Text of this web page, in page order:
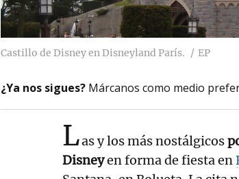
Castillo de Disney en Disneyland París. EP
¿Ya nos sigues? Márcanos como medio
Las y los más nostálgicos
Disneyen forma de fiesta en